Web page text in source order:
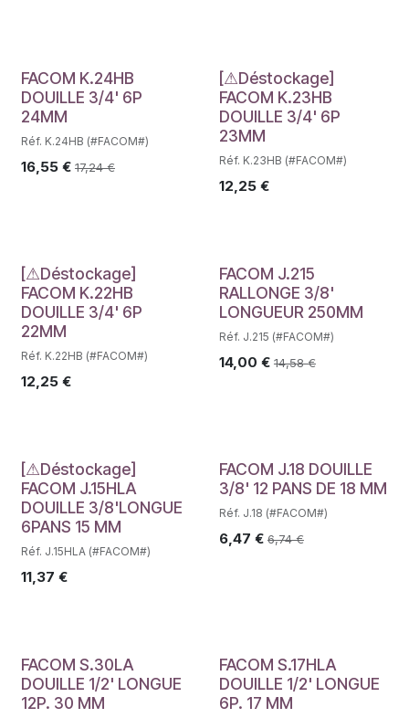
FACOM K.24HB
DOUILLE 3/4' 6P
24MM
Réf. K.24HB (#FACOM#)
16,55 € 17,24€
Déstockage
[⚠Déstockage]
FACOM K.23HB
DOUILLE 3/4' 6P
23MM
Réf. K.23HB (#FACOM#)
12,25€
Déstockage
[⚠Déstockage]
FACOM K.22HB
DOUILLE 3/4' 6P
22MM
Réf. K.22HB (#FACOM#)
12,25 €
FACOM J.215
RALLONGE 3/8'
LONGUEUR 250MM
Réf. J.215 (#FACOM#)
14,00 € 14,58€
Déstockage
[⚠Déstockage]
FACOM J.15HLA
DOUILLE 3/8'LONGUE
6PANS 15 MM
Réf. J.15HLA (#FACOM#)
11,37 €
FACOM J.18 DOUILLE
3/8' 12 PANS DE 18 MM
Réf. J.18 (#FACOM#)
6,47 € 6,74€
FACOM S.30LA
DOUILLE 1/2' LONGUE
12P. 30 MM
FACOM S.17HLA
DOUILLE 1/2' LONGUE
6P. 17 MM